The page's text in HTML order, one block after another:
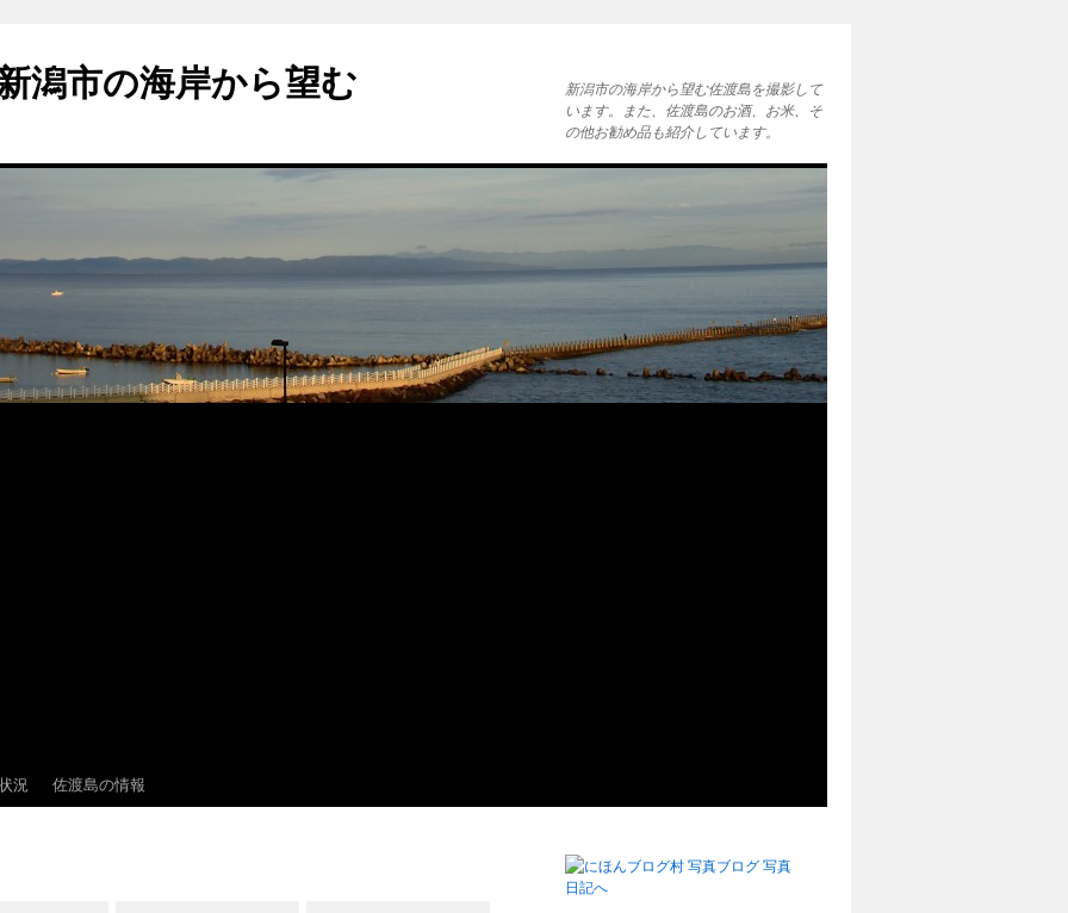
潟市の海岸から望む
新潟市の海岸から望む佐渡島を撮影して
います。また、佐渡島のお酒、お米、そ
の他お勧め品も紹介しています。
況 佐渡島の情報